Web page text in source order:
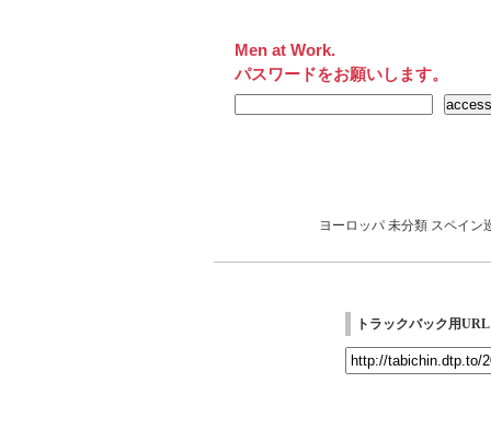
Men at Work.
パスワードをお願いします。
ヨーロッパ 未分類 スペイン
トラックバック用URL